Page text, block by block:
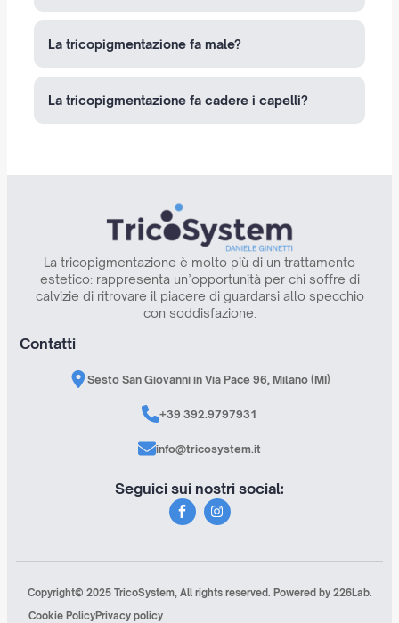
La tricopigmentazione fa male?
La tricopigmentazione fa cadere i capelli?
La tricopigmentazione è molto più di un trattamento
estetico: rappresenta un’opportunità per chi soffre di
calvizie di ritrovare il piacere di guardarsi allo specchio
con soddisfazione.
Contatti
Sesto San Giovanni in Via Pace 96, Milano (MI)
+39 392.9797931
info@tricosystem.it
Seguici sui nostri social:
Copyright© 2025 TricoSystem, All rights reserved. Powered by 226Lab.
Cookie PolicyPrivacy policy